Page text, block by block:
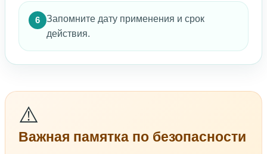
6
Запомните дату применения и срок
действия.
⚠️
Важная памятка по безопасности